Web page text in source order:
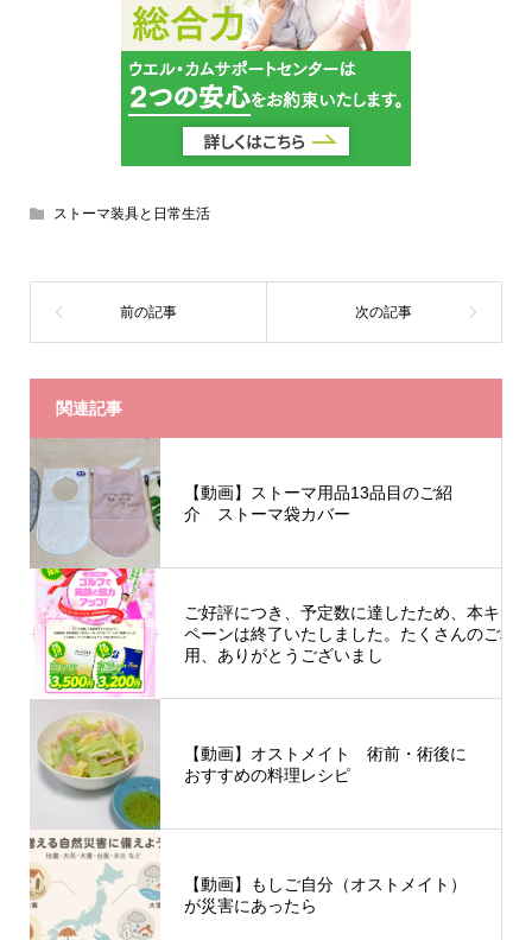
ストーマ装具と日常生活
関連記事
【動画】ストーマ用品13品目のご紹
介 ストーマ袋カバー
ご好評につき、予定数に達したため、本キャン
ペーンは終了いたしました。たくさんのご利
用、ありがとうございまし
【動画】オストメイト 術前・術後に
おすすめの料理レシピ
【動画】もしご自分（オストメイト）
が災害にあったら